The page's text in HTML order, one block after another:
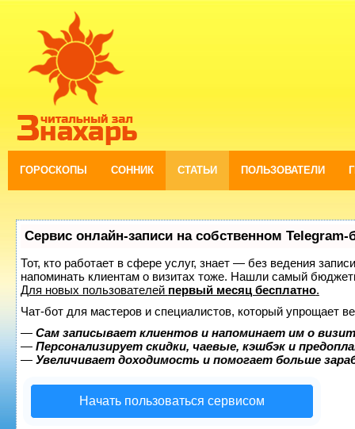
ГОРОСКОПЫ СОННИК СТАТЬИ ПОЛЬЗОВАТЕЛИ
Сервис онлайн-записи на собственном Telegram-
Тот, кто работает в сфере услуг, знает — без ведения
напоминать клиентам о визитах тоже. Нашли самый
Для новых пользователей первый месяц бесплатно.
Чат-бот для мастеров и специалистов, который упрощает
— Сам записывает клиентов и напоминает им о
— Персонализирует скидки, чаевые, кэшбэк и
— Увеличивает доходимость и помогает больше
Начать пользоваться сервисом